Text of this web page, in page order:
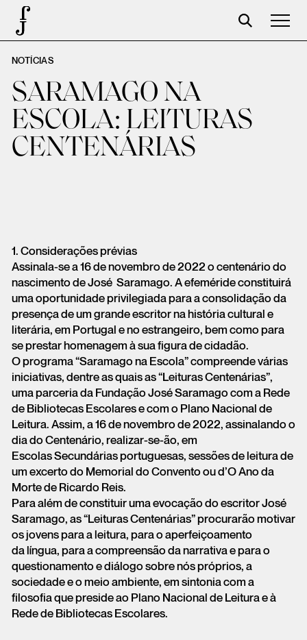
Foundation
Events
The foundation
Partners
Login
NOTÍCIAS
SARAMAGO NA
ESCOLA: LEITURAS
CENTENÁRIAS
1. Considerações prévias
Assinala-se a 16 de novembro de 2022 o centenário do
nascimento de José Saramago. A efeméride constituirá
uma oportunidade privilegiada para a consolidação da
presença de um grande escritor na história cultural e
literária, em Portugal e no estrangeiro, bem como para
se prestar homenagem à sua figura de cidadão.
O programa “Saramago na Escola” compreende várias
iniciativas, dentre as quais as “Leituras Centenárias”,
uma parceria da Fundação José Saramago com a Rede
de Bibliotecas Escolares e com o Plano Nacional de
Leitura. Assim, a 16 de novembro de 2022, assinalando o
dia do Centenário, realizar-se-ão, em
Escolas Secundárias portuguesas, sessões de leitura de
um excerto do Memorial do Convento ou d’O Ano da
Morte de Ricardo Reis.
Para além de constituir uma evocação do escritor José
Saramago, as “Leituras Centenárias” procurarão motivar
os jovens para a leitura, para o aperfeiçoamento
da língua, para a compreensão da narrativa e para o
questionamento e diálogo sobre nós próprios, a
sociedade e o meio ambiente, em sintonia com a
filosofia que preside ao Plano Nacional de Leitura e à
Rede de Bibliotecas Escolares.